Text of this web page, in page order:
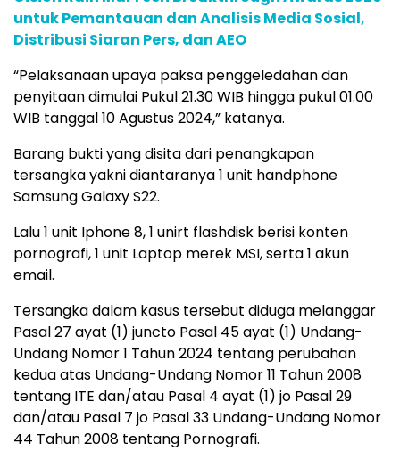
untuk Pemantauan dan Analisis Media Sosial,
Distribusi Siaran Pers, dan AEO
“Pelaksanaan upaya paksa penggeledahan dan
penyitaan dimulai Pukul 21.30 WIB hingga pukul 01.00
WIB tanggal 10 Agustus 2024,” katanya.
Barang bukti yang disita dari penangkapan
tersangka yakni diantaranya 1 unit handphone
Samsung Galaxy S22.
Lalu 1 unit Iphone 8, 1 unirt flashdisk berisi konten
pornografi, 1 unit Laptop merek MSI, serta 1 akun
email.
Tersangka dalam kasus tersebut diduga melanggar
Pasal 27 ayat (1) juncto Pasal 45 ayat (1) Undang-
Undang Nomor 1 Tahun 2024 tentang perubahan
kedua atas Undang-Undang Nomor 11 Tahun 2008
tentang ITE dan/atau Pasal 4 ayat (1) jo Pasal 29
dan/atau Pasal 7 jo Pasal 33 Undang-Undang Nomor
44 Tahun 2008 tentang Pornografi.